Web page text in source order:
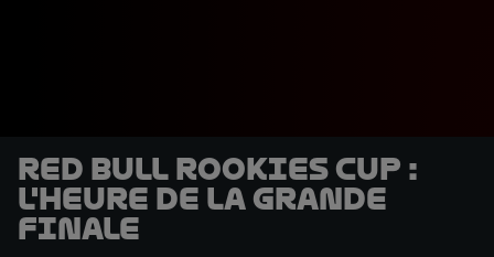
Red Bull Rookies Cup :
l'heure de la grande
finale